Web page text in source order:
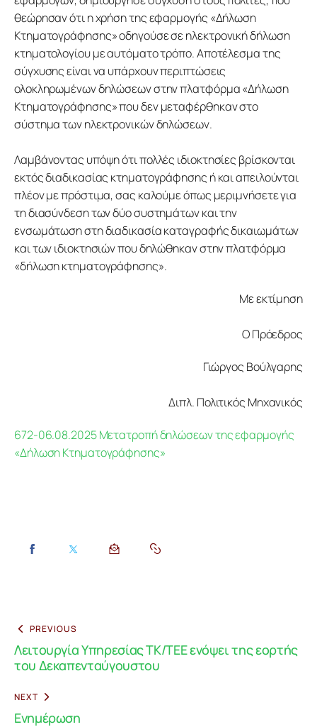
θεώρησαν ότι η χρήση της εφαρμογής «Δήλωση
Κτηματογράφησης» οδηγούσε σε ηλεκτρονική δήλωση
κτηματολογίου με αυτόματο τρόπο. Αποτέλεσμα της
σύγχυσης είναι να υπάρχουν περιπτώσεις
ολοκληρωμένων δηλώσεων στην πλατφόρμα «Δήλωση
Κτηματογράφησης» που δεν μεταφέρθηκαν στο
σύστημα των ηλεκτρονικών δηλώσεων.
Λαμβάνοντας υπόψη ότι πολλές ιδιοκτησίες βρίσκονται
εκτός διαδικασίας κτηματογράφησης ή και απειλούνται
πλέον με πρόστιμα, σας καλούμε όπως μεριμνήσετε για
τη διασύνδεση των δύο συστημάτων και την
ενσωμάτωση στη διαδικασία καταγραφής δικαιωμάτων
και των ιδιοκτησιών που δηλώθηκαν στην πλατφόρμα
«δήλωση κτηματογράφησης».
Με εκτίμηση
Ο Πρόεδρος
Γιώργος Βούλγαρης
Διπλ. Πολιτικός Μηχανικός
672-06.08.2025 Μετατροπή δηλώσεων της εφαρμογής
«Δήλωση Κτηματογράφησης»
PREVIOUS
Λειτουργία Υπηρεσίας ΤΚ/ΤΕΕ ενόψει της εορτής
του Δεκαπενταύγουστου
NEXT
Ενημέρωση